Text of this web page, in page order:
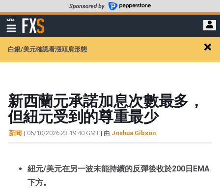
至
要
MENU
顯
示
航
FXStreet
白銀/美元確認看漲頭肩形態
alert
新西蘭元承諾加息次數最多，
但紐元受到的尊重最少
新聞 | 06/10/2026 23:19:40 GMT | 由 Joshua Gibson
紐元/美元在另一波未能持續的反彈後收於200日EMA
下方。